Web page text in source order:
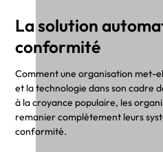
La solution
conformité
Comment une organisation met-
et la technologie dans son cadre
à la croyance populaire, les
remanier complètement leurs
conformité.